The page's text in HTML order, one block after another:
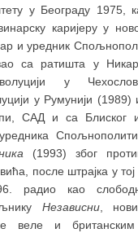
у Београду 1975,
каријеру у
и уредник
са ратишта у
у
у Румунији (1989)
САД и са Блиског
(1993) због
после штрајка у тој
радио као
Независни,
веле и британским